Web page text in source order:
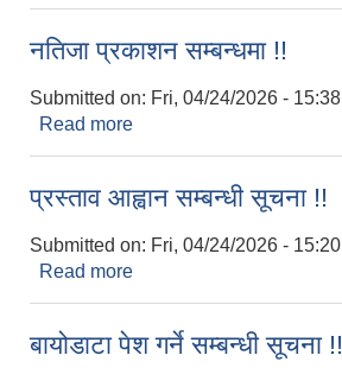
नतिजा प्रकाशन सम्बन्धमा !!
Submitted on: Fri, 04/24/2026 - 15:38
Read more
प्रस्ताव आह्वान सम्बन्धी सूचना !!
Submitted on: Fri, 04/24/2026 - 15:20
Read more
बायोडाटा पेश गर्ने सम्बन्धी सूचना !!